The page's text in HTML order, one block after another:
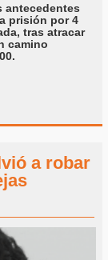
antecedentes
prisión por 4
tras atracar
camino
a robar